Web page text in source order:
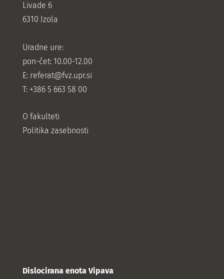
Livade 6
6310 Izola
Uradne ure:
pon-čet: 10.00-12.00
E: referat@fvz.upr.si
T: +386 5 663 58 00
O fakulteti
Politika zasebnosti
Dislocirana enota Vipava